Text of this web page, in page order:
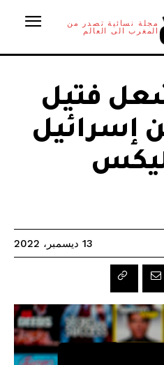
مجلة نسائية تصدر من
المغرب الى العالم
فتيل
إسرائيل
13 ديسمبر، 2022